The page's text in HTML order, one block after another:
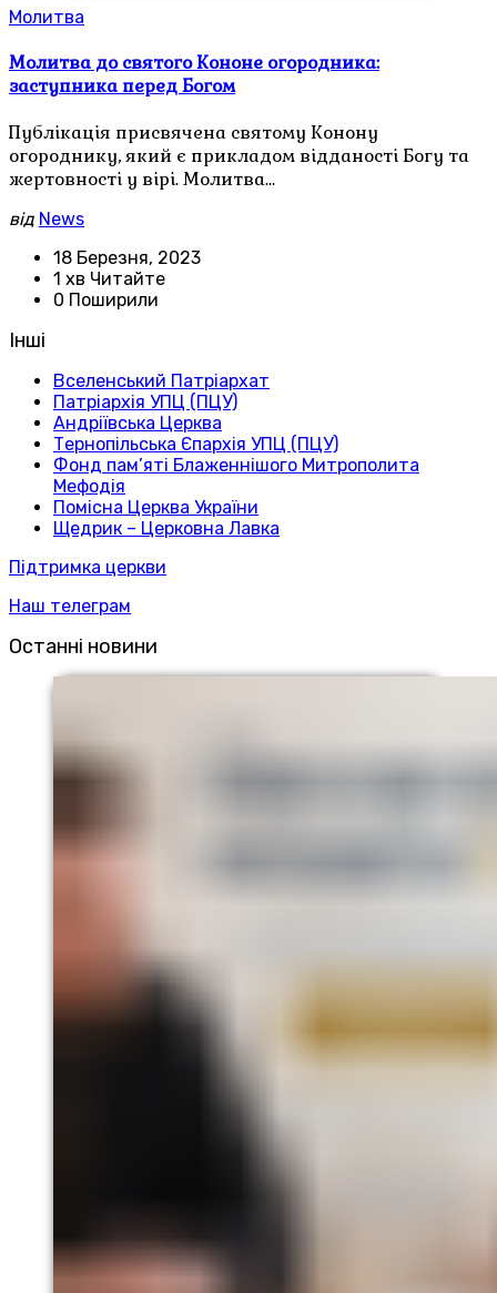
Молитва
Молитва до святого Кононе огородника:
заступника перед Богом
Публікація присвячена святому Конону
огороднику, який є прикладом відданості Богу та
жертовності у вірі. Молитва…
від News
18 Березня, 2023
1 хв Читайте
0 Поширили
Інші
Вселенський Патріархат
Патріархія УПЦ (ПЦУ)
Андріївська Церква
Тернопільська Єпархія УПЦ (ПЦУ)
Фонд пам’яті Блаженнішого Митрополита
Мефодія
Помісна Церква України
Щедрик – Церковна Лавка
Підтримка церкви
Наш телеграм
Останні новини